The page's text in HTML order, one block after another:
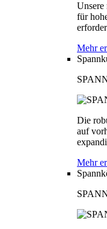
Unsere
für
Mehr
Die
auf
Mehr